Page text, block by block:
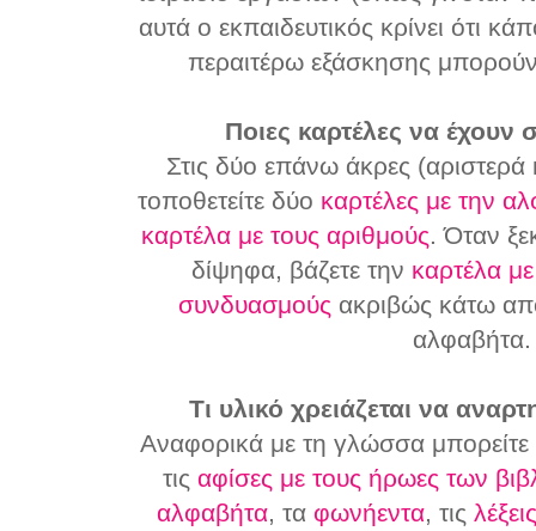
αυτά ο εκπαιδευτικός κρίνει ότι
περαιτέρω εξάσκησης
Ποιες καρτέλες να έχουν
Στις δύο επάνω άκρες (αριστερά
τοποθετείτε δύο καρτέλες με την
καρτέλα με τους αριθμούς. Όταν
δίψηφα, βάζετε την καρτέλα
συνδυασμούς ακριβώς κάτω
αλφαβήτα.
Τι υλικό χρειάζεται να
Αναφορικά με τη γλώσσα μπορείτε
τις αφίσες με τους ήρωες των
αλφαβήτα, τα φωνήεντα, τις